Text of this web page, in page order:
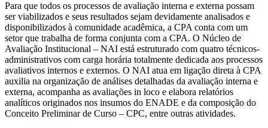
Para que todos os processos de avaliação interna e externa possam
ser viabilizados e seus resultados sejam devidamente analisados e
disponibilizados à comunidade acadêmica, a CPA conta com um
setor que trabalha de forma conjunta com a CPA. O Núcleo de
Avaliação Institucional – NAI está estruturado com quatro técnicos-
administrativos com carga horária totalmente dedicada aos processos
avaliativos internos e externos. O NAI atua em ligação direta à CPA
auxilia na organização de análises detalhadas da avaliação interna e
externa, acompanha as avaliações in loco e elabora relatórios
analíticos originados nos insumos do ENADE e da composição do
Conceito Preliminar de Curso – CPC, entre outras atividades.